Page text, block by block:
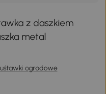
z daszkiem
metal
ogrodowe